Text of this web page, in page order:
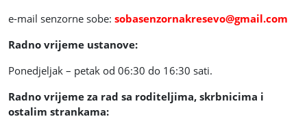
e-mail senzorne sobe: sobasenzornakresevo@gmail.com
Radno vrijeme ustanove:
Ponedjeljak – petak od 06:30 do 16:30 sati.
Radno vrijeme za rad sa roditeljima, skrbnicima i
ostalim strankama: